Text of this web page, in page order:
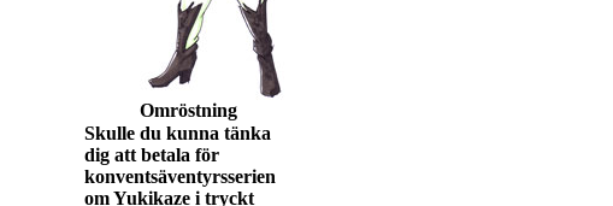
Omröstning
Skulle du kunna tänka
dig att betala för
konventsäventyrsserien
om Yukikaze i tryckt